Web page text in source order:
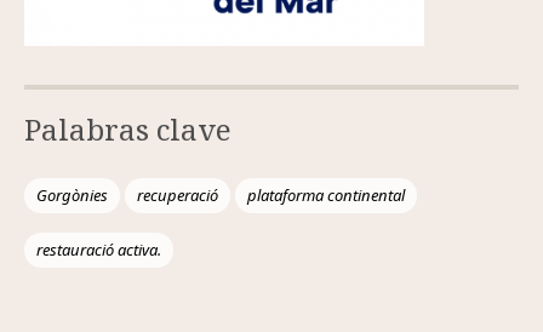
Palabras clave
Gorgònies recuperació plataforma continental
restauració activa.